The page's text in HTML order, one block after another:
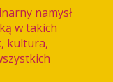
namysł
w takich
kultura,